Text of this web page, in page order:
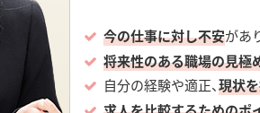
今の仕事に対し不安があ
将来性のある職場の見極
自分の経験や適正、現状